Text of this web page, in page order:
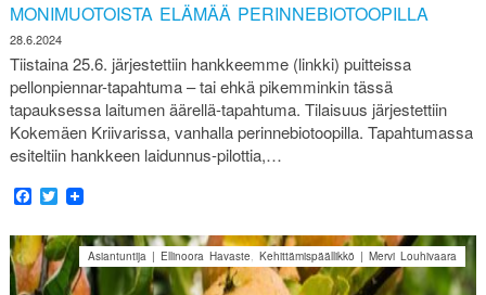
MONIMUOTOISTA ELÄMÄÄ PERINNEBIOTOOPILLA
28.6.2024
Tiistaina 25.6. järjestettiin hankkeemme (linkki) puitteissa
pellonpiennar-tapahtuma – tai ehkä pikemminkin tässä
tapauksessa laitumen äärellä-tapahtuma. Tilaisuus järjestettiin
Kokemäen Kriivarissa, vanhalla perinnebiotoopilla. Tapahtumassa
esiteltiin hankkeen laidunnus-pilottia,…
Facebook
Twitter
Asiantuntija | Ellinoora Havaste,Kehittämispäällikkö | Mervi Louhivaara